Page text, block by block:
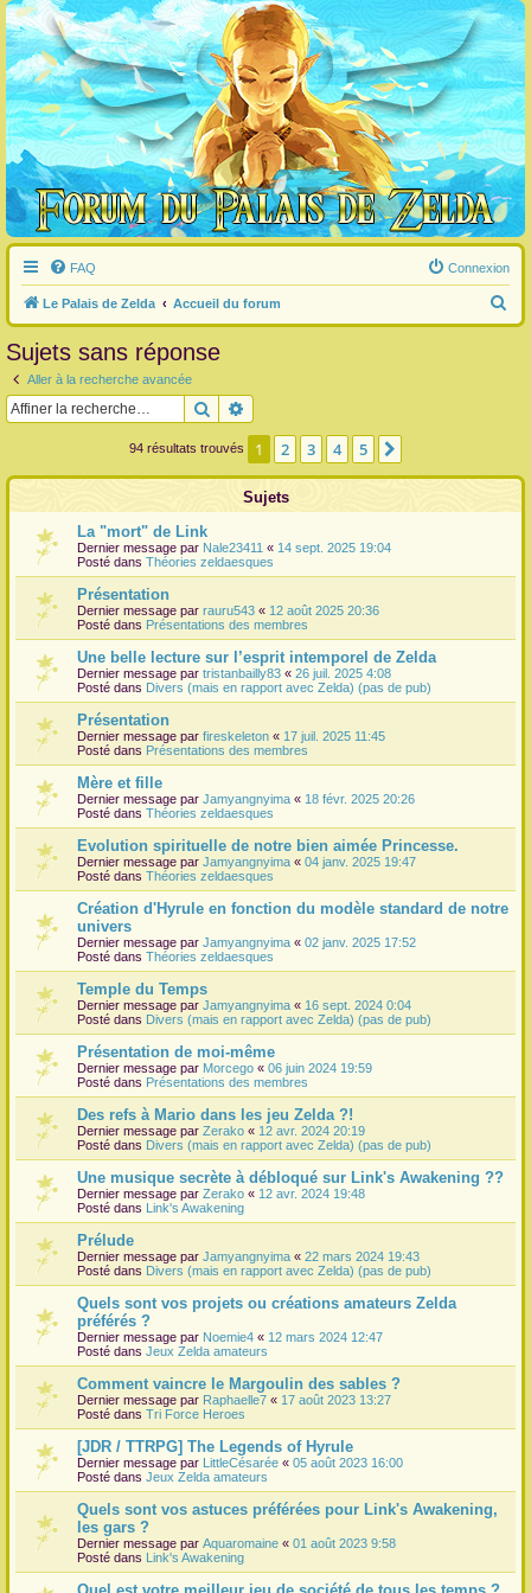
FAQ Connexion
Le Palais de Zelda Accueil du forum
e
c
Sujets sans réponse
Aller à la recherche avancée
Rechercher
94 résultats trouvés 1 2 3 4 5
Sujets
La "mort" de Link
Dernier message par Nale23411 « 14 sept. 2025 19:04
Posté dans Théories zeldaesques
Présentation
Dernier message par rauru543 « 12 août 2025 20:36
Posté dans Présentations des membres
Une belle lecture sur l’esprit intemporel de Zelda
Dernier message par tristanbailly83 « 26 juil. 2025 4:08
Posté dans Divers (mais en rapport avec Zelda) (pas de pub)
Présentation
Dernier message par fireskeleton « 17 juil. 2025 11:45
Posté dans Présentations des membres
Mère et fille
Dernier message par Jamyangnyima « 18 févr. 2025 20:26
Posté dans Théories zeldaesques
Evolution spirituelle de notre bien aimée Princesse.
Dernier message par Jamyangnyima « 04 janv. 2025 19:47
Posté dans Théories zeldaesques
Création d'Hyrule en fonction du modèle standard de notre
univers
Dernier message par Jamyangnyima « 02 janv. 2025 17:52
Posté dans Théories zeldaesques
Temple du Temps
Dernier message par Jamyangnyima « 16 sept. 2024 0:04
Posté dans Divers (mais en rapport avec Zelda) (pas de pub)
Présentation de moi-même
Dernier message par Morcego « 06 juin 2024 19:59
Posté dans Présentations des membres
Des refs à Mario dans les jeu Zelda ?!
Dernier message par Zerako « 12 avr. 2024 20:19
Posté dans Divers (mais en rapport avec Zelda) (pas de pub)
Une musique secrète à débloqué sur Link's Awakening ??
Dernier message par Zerako « 12 avr. 2024 19:48
Posté dans Link's Awakening
Prélude
Dernier message par Jamyangnyima « 22 mars 2024 19:43
Posté dans Divers (mais en rapport avec Zelda) (pas de pub)
Quels sont vos projets ou créations amateurs Zelda
préférés ?
Dernier message par Noemie4 « 12 mars 2024 12:47
Posté dans Jeux Zelda amateurs
Comment vaincre le Margoulin des sables ?
Dernier message par Raphaelle7 « 17 août 2023 13:27
Posté dans Tri Force Heroes
[JDR / TTRPG] The Legends of Hyrule
Dernier message par LittleCésarée « 05 août 2023 16:00
Posté dans Jeux Zelda amateurs
Quels sont vos astuces préférées pour Link's Awakening,
les gars ?
Dernier message par Aquaromaine « 01 août 2023 9:58
Posté dans Link's Awakening
Quel est votre meilleur jeu de société de tous les temps ?